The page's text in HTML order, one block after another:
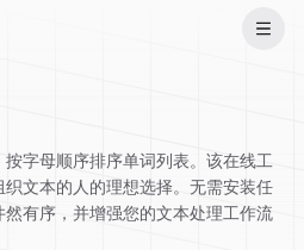
字母顺序排序单词列表。该在线工
文本的人的理想选择。无需安装任
有序，并增强您的文本处理工作流